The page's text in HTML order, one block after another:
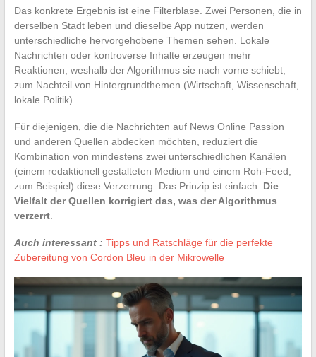
Das konkrete Ergebnis ist eine Filterblase. Zwei Personen, die in
derselben Stadt leben und dieselbe App nutzen, werden
unterschiedliche hervorgehobene Themen sehen. Lokale
Nachrichten oder kontroverse Inhalte erzeugen mehr
Reaktionen, weshalb der Algorithmus sie nach vorne schiebt,
zum Nachteil von Hintergrundthemen (Wirtschaft, Wissenschaft,
lokale Politik).
Für diejenigen, die die Nachrichten auf News Online Passion
und anderen Quellen abdecken möchten, reduziert die
Kombination von mindestens zwei unterschiedlichen Kanälen
(einem redaktionell gestalteten Medium und einem Roh-Feed,
zum Beispiel) diese Verzerrung. Das Prinzip ist einfach: Die
Vielfalt der Quellen korrigiert das, was der Algorithmus
verzerrt.
Auch interessant : Tipps und Ratschläge für die perfekte
Zubereitung von Cordon Bleu in der Mikrowelle